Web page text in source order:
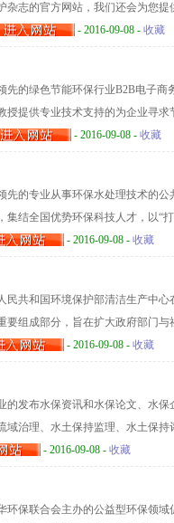
杂志的官方网站，我们还会为您
题，我们会进行相关的焦点追踪
环保举措。而从大环境来说，我
站的各个栏目导航，清晰明了，
- 2016-09-08 - 收藏
先的绿色节能环保行业B2B电子
授提供专业技术支持的为企业寻
，致力于通过对专业信息的搜集
公司、资讯、展会、技术、人才
业的数据和行业分类、强大的在
，也是专业人士、市场营销者和
- 2016-09-08 - 收藏
先的专业从事环保水处理技术的
集结全国优势环保科技人才，以“
过企业会员、个人会员、产品展
深度服务，为客户提供全方位的
指导、安装调试指导等，致力于
，国内领先的贸易电子交易平台
网上支付平台，国内领先的全面
- 2016-09-08 - 收藏
民共和国环境保护部清洁生产中
要组成部分，旨在扩大政府部门
变政府职能，推进政务办公自动
享的“活”信息。中国清洁生产网
、能力建设、知识库、中国清洁
洁生产和产业结构调整政策、发
，促进政府部门与社会各界的有效
- 2016-09-08 - 收藏
的发布水保资讯和水保论文、水
域治理、水土保持监理、水土保
家网站目前设置有文档文库、论
- 2016-09-08 - 收藏
环保联合会主办的公益型环保领